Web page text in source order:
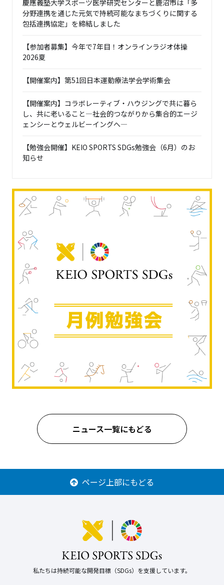
慶應義塾大学スポーツ医学研究センターと鹿沼市は「多
分野連携を通じた元気で持続可能なまちづくりに関する
包括連携協定」を締結しました
【参加者募集】今年で7年目！オンラインラジオ体操
2026夏
【開催案内】第51回日本運動療法学会学術集会
【開催案内】コラボレーティブ・ハウジングで共に暮ら
し、共に老いること―社会的つながりから集合的エージ
ェンシーとウェルビーイングへ―
【勉強会開催】KEIO SPORTS SDGs勉強会（6月）のお
知らせ
ニュース一覧にもどる
ページ上部にもどる
私たちは持続可能な開発目標（SDGs）を支援しています。